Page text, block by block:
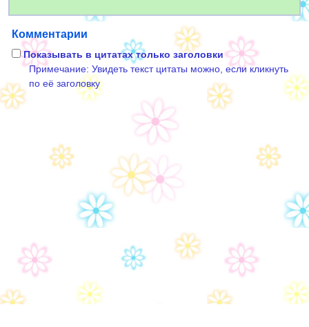
Комментарии
Показывать в цитатах только заголовки
Примечание: Увидеть текст цитаты можно, если кликнуть
по её заголовку